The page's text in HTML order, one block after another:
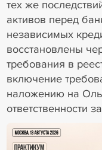
тех же
активов перед
независимых
восстановлены
требования в
включение
наложению на
ответственности